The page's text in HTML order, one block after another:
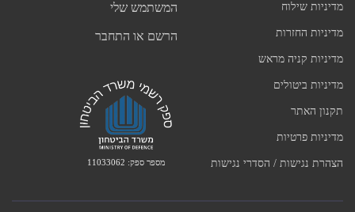
מדיניות שילוח
מדיניות החזרות
מדיניות קניה מראש
מדיניות ביטולים
תקנון האתר
מדיניות פרטיות
הצהרת נגישות / הסדרי נגישות
המשתמש שלי
הרשם או התחבר
מספר ספק: 11033062